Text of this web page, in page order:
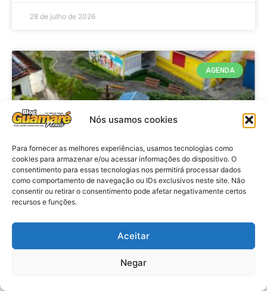
Nós usamos cookies
Para fornecer as melhores experiências, usamos tecnologias como
cookies para armazenar e/ou acessar informações do dispositivo. O
consentimento para essas tecnologias nos permitirá processar dados
como comportamento de navegação ou IDs exclusivos neste site. Não
consentir ou retirar o consentimento pode afetar negativamente certos
recursos e funções.
Aceitar
Negar
28 de julho de 2026
AGENDA
Agenda: 10ª Mostra Pedagógica
da Casa Durval Paiva acontecerá
nesta quarta-feira (29)